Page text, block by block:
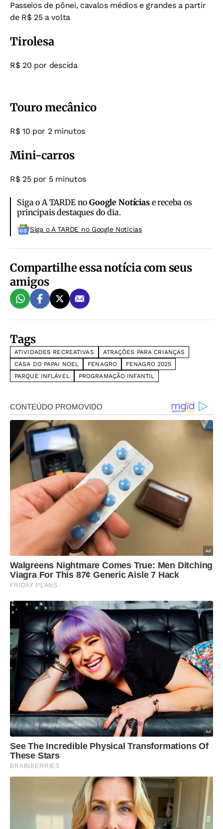
Passeios de pônei, cavalos médios e grandes a partir
de R$ 25 a volta
Tirolesa
R$ 20 por descida
Touro mecânico
R$ 10 por 2 minutos
Mini-carros
R$ 25 por 5 minutos
Siga o A TARDE noGoogle Notíciase receba os
principais destaques do dia.
Siga o A TARDE no Google Noticias
Compartilhe essa notícia com seus
amigos
Tags
ATIVIDADES RECREATIVAS
ATRAÇÕES PARA CRIANÇAS
CASA DO PAPAI NOEL
FENAGRO
FENAGRO 2025
PARQUE INFLÁVEL
PROGRAMAÇÃO INFANTIL